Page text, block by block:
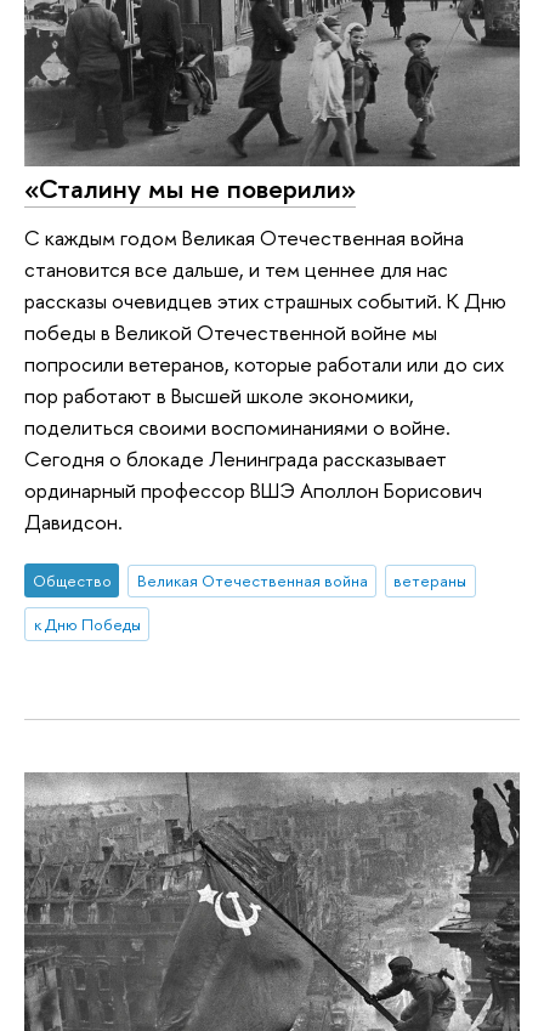
«Сталину мы не поверили»
С каждым годом Великая Отечественная война
становится все дальше, и тем ценнее для нас
рассказы очевидцев этих страшных событий. К Дню
победы в Великой Отечественной войне мы
попросили ветеранов, которые работали или до сих
пор работают в Высшей школе экономики,
поделиться своими воспоминаниями о войне.
Сегодня о блокаде Ленинграда рассказывает
ординарный профессор ВШЭ Аполлон Борисович
Давидсон.
Общество Великая Отечественная война
ветераны
к Дню Победы